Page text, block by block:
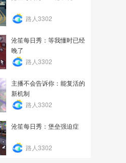
路人3302
沧笙每日秀：等我懂时已经
晚了
路人3302
主播不会告诉你：能复活的
新机制
路人3302
沧笙每日秀：堡垒强迫症
路人3302